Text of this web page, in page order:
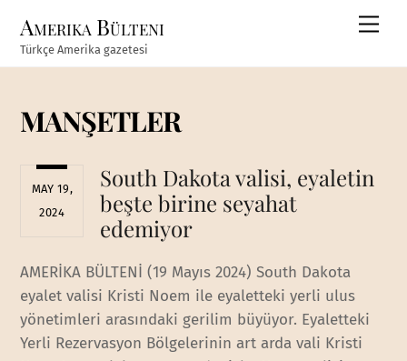
content
Amerika Bülteni
Türkçe Amerika gazetesi
MANŞETLER
MAY 19,
2024
South Dakota valisi, eyaletin
beşte birine seyahat
edemiyor
AMERİKA BÜLTENİ (19 Mayıs 2024) South Dakota
eyalet valisi Kristi Noem ile eyaletteki yerli ulus
yönetimleri arasındaki gerilim büyüyor. Eyaletteki
Yerli Rezervasyon Bölgelerinin art arda vali Kristi